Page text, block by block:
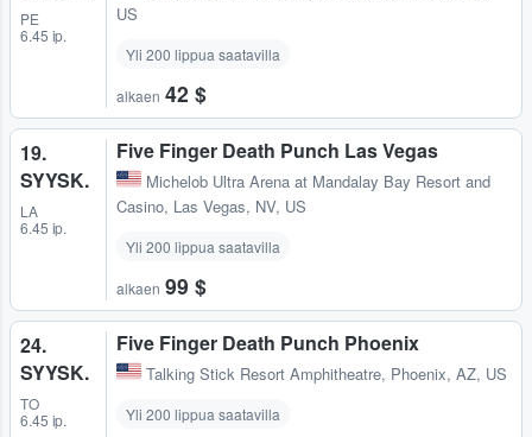
PE
6.45 ip.
US
Yli 200 lippua saatavilla
alkaen 42 $
19.
SYYSK.
LA
6.45 ip.
Five Finger Death Punch Las Vegas
Michelob Ultra Arena at Mandalay Bay Resort and
Casino, Las Vegas, NV, US
Yli 200 lippua saatavilla
alkaen 99 $
24.
SYYSK.
TO
6.45 ip.
Five Finger Death Punch Phoenix
Talking Stick Resort Amphitheatre, Phoenix, AZ, US
Yli 200 lippua saatavilla